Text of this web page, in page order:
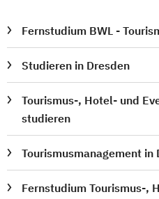
Fernstudium BWL -
Studieren in Dresden
Tourismus-, Hotel- und
studieren
Tourismusmanagement in
Fernstudium Tourismus-,